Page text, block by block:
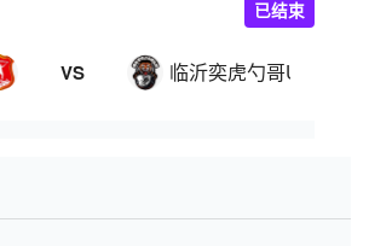
VS 临沂奕虎勺哥U20
已结束